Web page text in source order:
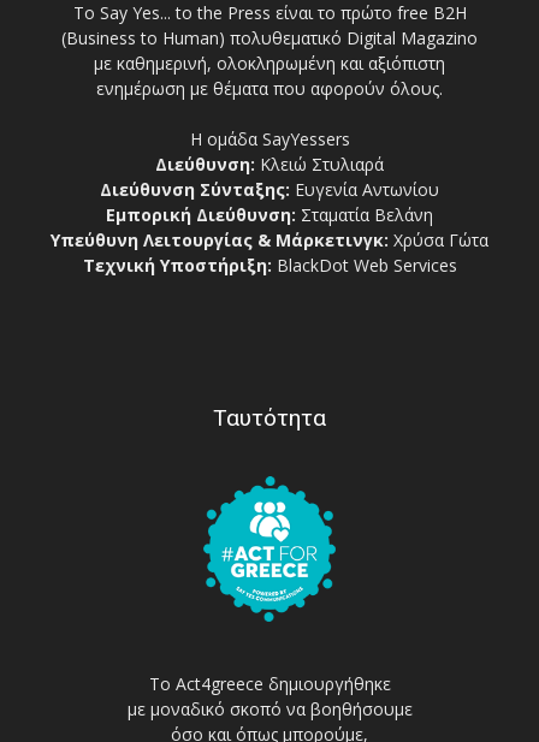
Το Say Yes... to the Press είναι το πρώτο free Β2Η
(Business to Human) πολυθεματικό Digital Magazino
με καθημερινή, ολοκληρωμένη και αξιόπιστη
ενημέρωση με θέματα που αφορούν όλους.
Η ομάδα SayYessers
Διεύθυνση: Κλειώ Στυλιαρά
Διεύθυνση Σύνταξης: Ευγενία Αντωνίου
Εμπορική Διεύθυνση: Σταματία Βελάνη
Υπεύθυνη Λειτουργίας & Μάρκετινγκ: Χρύσα Γώτα
Τεχνική Υποστήριξη: BlackDot Web Services
Ταυτότητα
Το Act4greece δημιουργήθηκε
με μοναδικό σκοπό να βοηθήσουμε
όσο και όπως μπορούμε,